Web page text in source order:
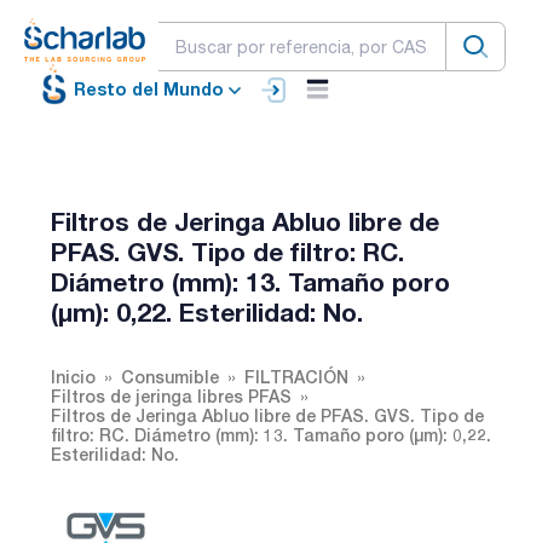
Resto del Mundo
Filtros de Jeringa Abluo libre de
PFAS. GVS. Tipo de filtro: RC.
Diámetro (mm): 13. Tamaño poro
(µm): 0,22. Esterilidad: No.
Inicio Consumible
FILTRACIÓN
Filtros de jeringa libres PFAS
Filtros de Jeringa Abluo libre de PFAS. GVS. Tipo de
filtro: RC. Diámetro (mm): 13. Tamaño poro (µm): 0,22.
Esterilidad: No.